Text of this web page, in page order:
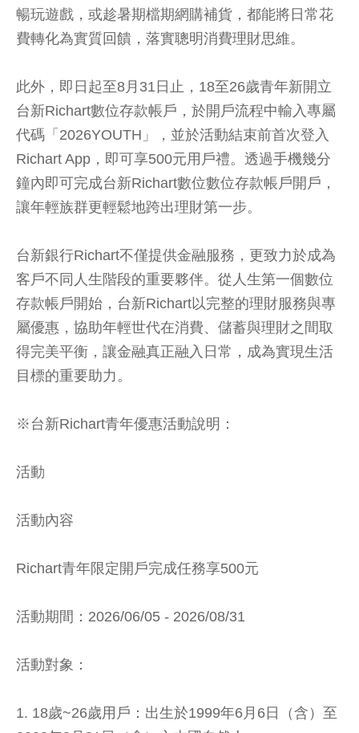
暢玩遊戲，或趁暑期檔期網購補貨，都能將日常花
費轉化為實質回饋，落實聰明消費理財思維。
此外，即日起至8月31日止，18至26歲青年新開立
台新Richart數位存款帳戶，於開戶流程中輸入專屬
代碼「2026YOUTH」，並於活動結束前首次登入
Richart App，即可享500元用戶禮。透過手機幾分
鐘內即可完成台新Richart數位數位存款帳戶開戶，
讓年輕族群更輕鬆地跨出理財第一步。
台新銀行Richart不僅提供金融服務，更致力於成為
客戶不同人生階段的重要夥伴。從人生第一個數位
存款帳戶開始，台新Richart以完整的理財服務與專
屬優惠，協助年輕世代在消費、儲蓄與理財之間取
得完美平衡，讓金融真正融入日常，成為實現生活
目標的重要助力。
※台新Richart青年優惠活動說明：
活動
活動內容
Richart青年限定開戶完成任務享500元
活動期間：2026/06/05 - 2026/08/31
活動對象：
1. 18歲~26歲用戶：出生於1999年6月6日（含）至